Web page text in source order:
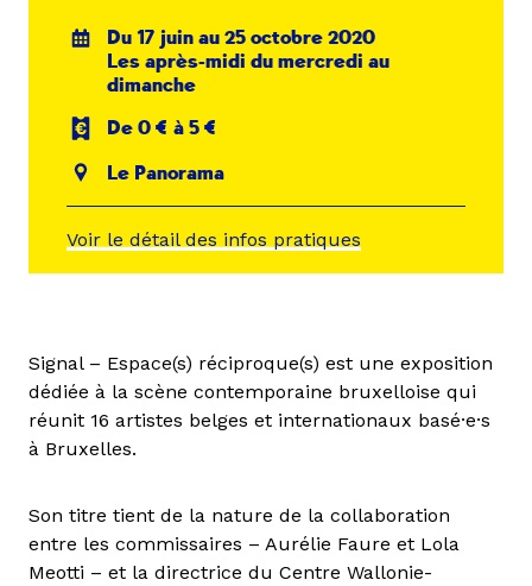
Du 17 juin au 25 octobre 2020
Les après-midi du mercredi au
dimanche
De 0 € à 5 €
Le Panorama
Voir le détail des infos pratiques
Signal – Espace(s) réciproque(s) est une exposition
dédiée à la scène contemporaine bruxelloise qui
réunit 16 artistes belges et internationaux basé·e·s
à Bruxelles.
Son titre tient de la nature de la collaboration
entre les commissaires – Aurélie Faure et Lola
Meotti – et la directrice du Centre Wallonie-